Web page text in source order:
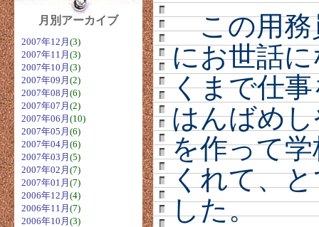
この用務
にお世話
くまで仕
はんばめ
を作って
くれて、
した。
月別アーカイブ
2007年12月 (3)
2007年11月 (3)
2007年10月 (3)
2007年09月 (2)
2007年08月 (6)
2007年07月 (2)
2007年06月 (10)
2007年05月 (6)
2007年04月 (6)
2007年03月 (5)
2007年02月 (7)
2007年01月 (7)
2006年12月 (4)
2006年11月 (7)
2006年10月 (3)